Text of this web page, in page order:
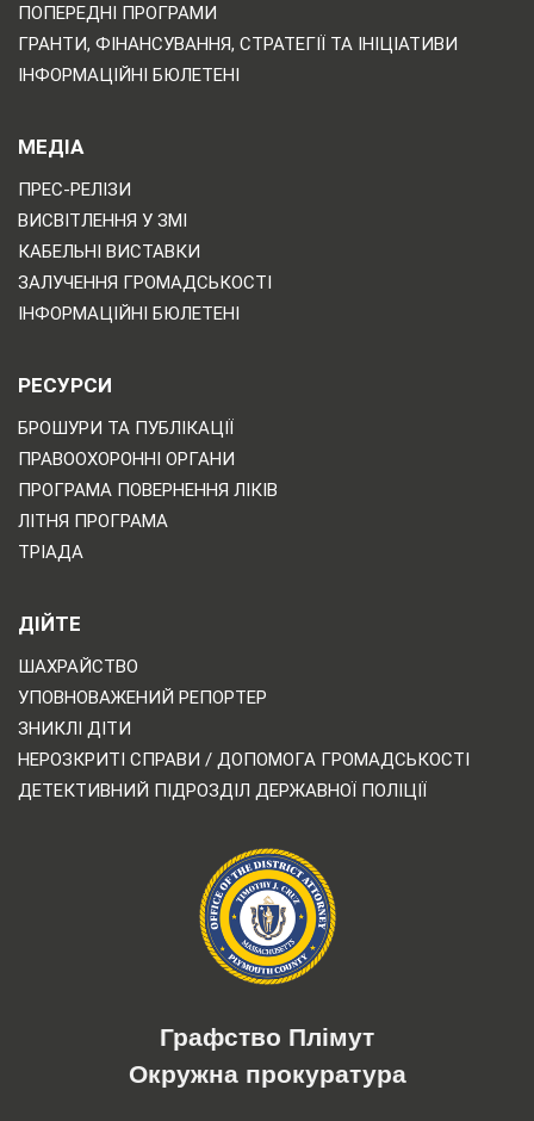
ПОПЕРЕДНІ ПРОГРАМИ
ГРАНТИ, ФІНАНСУВАННЯ, СТРАТЕГІЇ ТА ІНІЦІАТИВИ
ІНФОРМАЦІЙНІ БЮЛЕТЕНІ
МЕДІА
ПРЕС-РЕЛІЗИ
ВИСВІТЛЕННЯ У ЗМІ
КАБЕЛЬНІ ВИСТАВКИ
ЗАЛУЧЕННЯ ГРОМАДСЬКОСТІ
ІНФОРМАЦІЙНІ БЮЛЕТЕНІ
РЕСУРСИ
БРОШУРИ ТА ПУБЛІКАЦІЇ
ПРАВООХОРОННІ ОРГАНИ
ПРОГРАМА ПОВЕРНЕННЯ ЛІКІВ
ЛІТНЯ ПРОГРАМА
ТРІАДА
ДІЙТЕ
ШАХРАЙСТВО
УПОВНОВАЖЕНИЙ РЕПОРТЕР
ЗНИКЛІ ДІТИ
НЕРОЗКРИТІ СПРАВИ / ДОПОМОГА ГРОМАДСЬКОСТІ
ДЕТЕКТИВНИЙ ПІДРОЗДІЛ ДЕРЖАВНОЇ ПОЛІЦІЇ
Графство Плімут
Окружна прокуратура